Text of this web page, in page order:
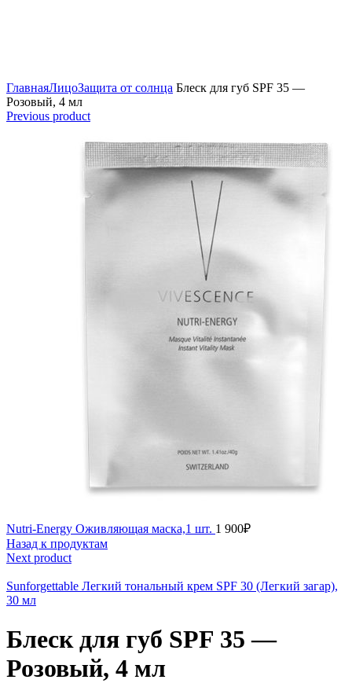
ГлавнаяЛицоЗащита от солнца Блеск для губ SPF 35 —
Розовый, 4 мл
Previous product
Nutri-Energy Оживляющая маска,1 шт. 1 900₽
Назад к продуктам
Next product
Sunforgettable Легкий тональный крем SPF 30 (Легкий загар),
30 мл
Блеск для губ SPF 35 —
Розовый, 4 мл